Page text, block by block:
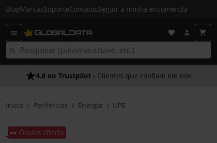
BlogMarcasSuporteContatosSeguir a minha encomenda
4.8 no Trustpilot - Clientes que confiam em nós
Início Periféricos Energia UPS
🕶️ Óculos Oferta